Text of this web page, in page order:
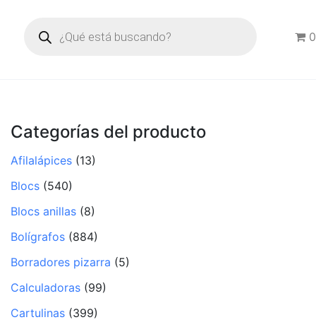
productos
0
Categorías del producto
Afilalápices (13)
Blocs (540)
Blocs anillas (8)
Bolígrafos (884)
Borradores pizarra (5)
Calculadoras (99)
Cartulinas (399)